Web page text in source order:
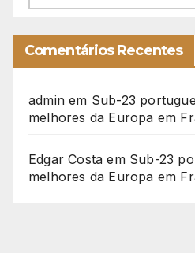
Comentários Recentes
admin em Sub-23
melhores da Europa em
Edgar Costa em Sub-23
melhores da Europa em